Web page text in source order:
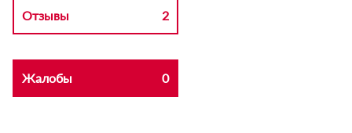
Отзывы 2
Жалобы 0